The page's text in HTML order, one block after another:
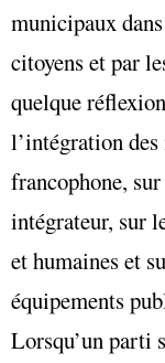
municipaux
citoyens et par
quelque
l’intégration
francophone,
intégrateur, sur
et humaines et
équipements
Lorsqu’un parti